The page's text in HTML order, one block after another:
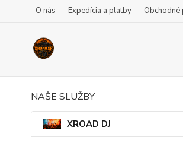
O nás Expedícia a platby Obchodné
NAŠE SLUŽBY
XROAD DJ